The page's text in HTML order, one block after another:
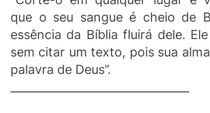
que o seu sangue é cheio de
essência da Bíblia fluirá dele.
sem citar um texto, pois sua
palavra de Deus”.